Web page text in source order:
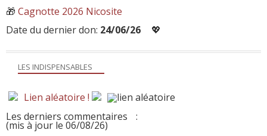
LES INDISPENSABLES
Lien aléatoire !
Les derniers commentaires
:
(mis à jour le 06/08/26)
🎁 Cagnotte 2026 Nicosite
Date du dernier don: 24/06/26 💖